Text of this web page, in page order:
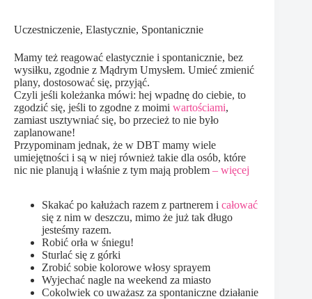
Uczestniczenie, Elastycznie, Spontanicznie
Mamy też reagować elastycznie i spontanicznie, bez
wysiłku, zgodnie z Mądrym Umysłem. Umieć zmienić
plany, dostosować się, przyjąć.
Czyli jeśli koleżanka mówi: hej wpadnę do ciebie, to
zgodzić się, jeśli to zgodne z moimi wartościami,
zamiast usztywniać się, bo przecież to nie było
zaplanowane!
Przypominam jednak, że w DBT mamy wiele
umiejętności i są w niej również takie dla osób, które
nic nie planują i właśnie z tym mają problem – więcej
Skakać po kałużach razem z partnerem i całować
się z nim w deszczu, mimo że już tak długo
jesteśmy razem.
Robić orła w śniegu!
Sturlać się z górki
Zrobić sobie kolorowe włosy sprayem
Wyjechać nagle na weekend za miasto
Cokolwiek co uważasz za spontaniczne działanie